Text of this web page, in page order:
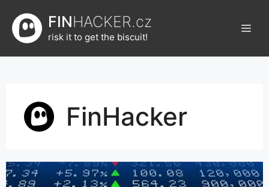
obsah
FINHACKER.cz
risk it to get the biscuit!
FinHacker